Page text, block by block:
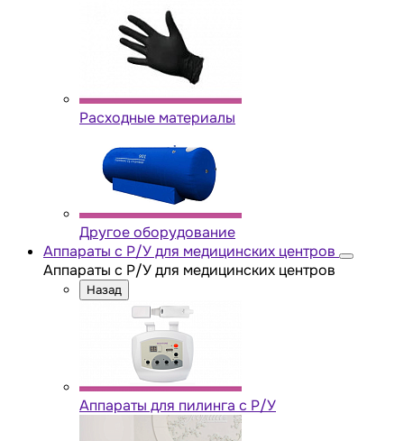
Расходные материалы
Другое оборудование
Аппараты с Р/У для медицинских центров
Аппараты с Р/У для медицинских центров
Назад
Аппараты для пилинга с Р/У